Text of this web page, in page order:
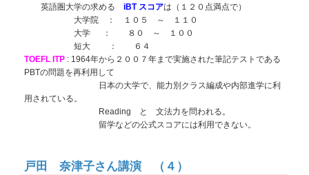
英語圏大学の求める iBT スコアは（１２０点満点で）
大学院 ： １０５ ～ １１０
大学 ： ８０ ～ １００
短大 ： ６４
TOEFL ITP : 1964年から２００７年まで実施された筆記テストである
PBTの問題を再利用して
日本の大学で、能力別クラス編成や内部進学に利
用されている。
Reading と 文法力を問われる。
留学などの公式スコアには利用できない。
戸田 奈津子さん講演 （４）